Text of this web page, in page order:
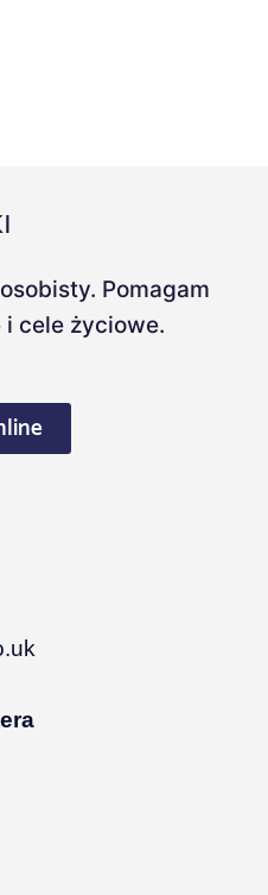
r
Pomagam
cele życiowe.